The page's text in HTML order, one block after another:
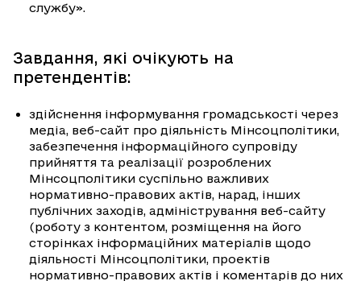
службу».
Завдання, які очікують на
претендентів:
здійснення інформування громадськості через
медіа, веб-сайт про діяльність Мінсоцполітики,
забезпечення інформаційного супровіду
прийняття та реалізації розроблених
Мінсоцполітики суспільно важливих
нормативно-правових актів, нарад, інших
публічних заходів, адміністрування веб-сайту
(роботу з контентом, розміщення на його
сторінках інформаційних матеріалів щодо
діяльності Мінсоцполітики, проектів
нормативно-правових актів і коментарів до них